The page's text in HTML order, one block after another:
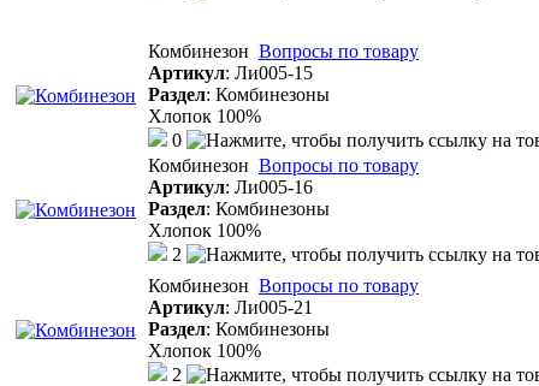
Комбинезон Вопросы по товару
Артикул: Ли005-15
Раздел: Комбинезоны
Хлопок 100%
0
Комбинезон Вопросы по товару
Артикул: Ли005-16
Раздел: Комбинезоны
Хлопок 100%
2
Комбинезон Вопросы по товару
Артикул: Ли005-21
Раздел: Комбинезоны
Хлопок 100%
2